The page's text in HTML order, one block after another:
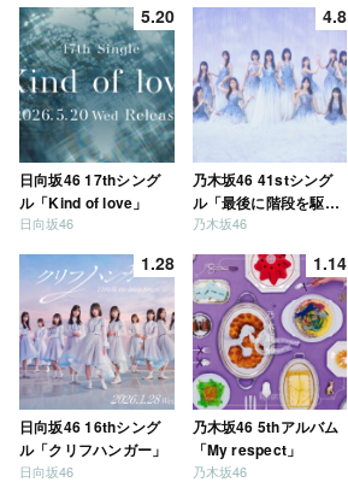
5.20
日向坂46 17thシング
ル「Kind of love」
日向坂46
4.8
乃木坂46 41stシング
ル「最後に階段を駆け
上がったのはいつ
乃木坂46
1.28
日向坂46 16thシング
ル「クリフハンガー」
日向坂46
1.14
乃木坂46 5thアルバム
「My respect」
乃木坂46